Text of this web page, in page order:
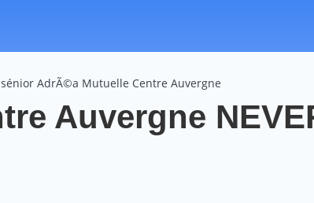
AdrÃ©a Mutuelle Centre Auvergne
Auvergne